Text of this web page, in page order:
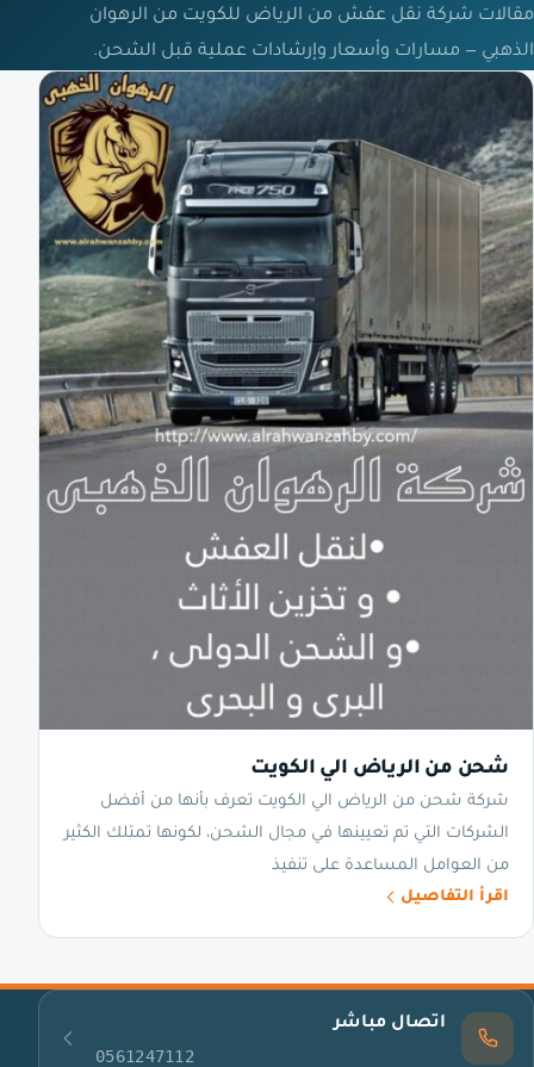
مقالات شركة نقل عفش من الرياض للكويت من الرهوان
الذهبي — مسارات وأسعار وإرشادات عملية قبل الشحن.
شحن من الرياض الي الكويت
شركة شحن من الرياض الي الكويت تعرف بأنها من أفضل
الشركات التي تم تعيينها في مجال الشحن، لكونها تمتلك الكثير
من العوامل المساعدة على تنفيذ
اقرأ التفاصيل
اتصال مباشر
0561247112